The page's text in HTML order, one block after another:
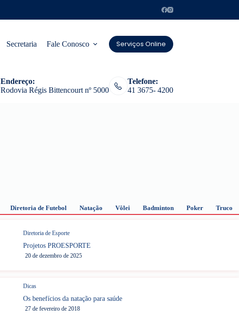
Secretaria Fale Conosco Serviços Online
Endereço:
Rodovia Régis Bittencourt nº 5000
Telefone:
41 3675- 4200
Diretoria de Futebol Natação Vôlei Badminton Poker Truco
Diretoria de Esporte
Projetos PROESPORTE
20 de dezembro de 2025
Dicas
Os benefícios da natação para saúde
27 de fevereiro de 2018